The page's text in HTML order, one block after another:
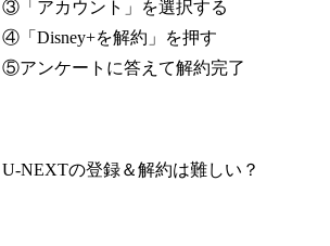
③「アカウント」を選択する
④「Disney+を解約」を押す
⑤アンケートに答えて解約完了
U-NEXTの登録＆解約は難しい？